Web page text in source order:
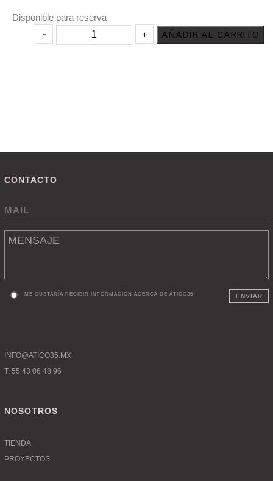
Disponible para reserva
Set
- + AÑADIR AL CARRITO
CONTACTO
ME GUSTARÍA RECIBIR INFORMACIÓN ACERCA DE ÁTICO35 ENVIAR
INFO@ATICO35.MX
T. 55 43 06 48 96
NOSOTROS
TIENDA
PROYECTOS